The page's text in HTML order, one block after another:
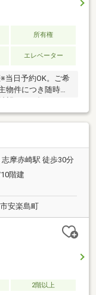
所有権
エレベーター
当日予約OK。ご希
物件につき随時内
物件は条件により
ペット可（小型の
ステムキッチン交
、洗面化粧台交
湯器交換、照明器
約1000ｍ（徒歩
ｍ（徒歩約17
摩赤崎駅 徒歩30分
階建
安楽島町
2階以上